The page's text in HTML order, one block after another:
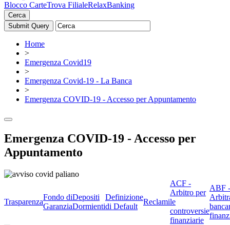
Blocco CarteTrova FilialeRelaxBanking
Cerca
Home
>
Emergenza Covid19
>
Emergenza Covid-19 - La Banca
>
Emergenza COVID-19 - Accesso per Appuntamento
Emergenza COVID-19 - Accesso per
Appuntamento
Trasparenza
Fondo di
Garanzia
Depositi
Dormienti
Definizione
di Default
Reclami
ACF -
Arbitro per
le
controversie
finanziarie
ABF -